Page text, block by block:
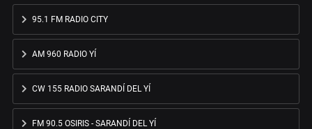
95.1 FM RADIO CITY
AM 960 RADIO YÍ
CW 155 RADIO SARANDÍ DEL YÍ
FM 90.5 OSIRIS - SARANDÍ DEL YÍ